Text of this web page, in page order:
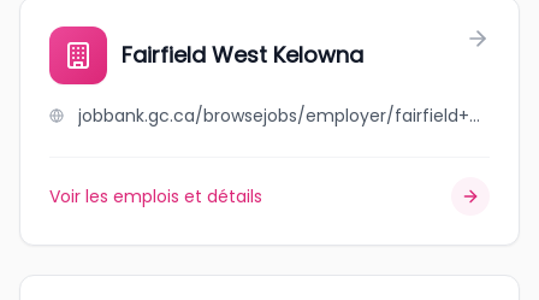
Fairfield West Kelowna
jobbank.gc.ca/browsejobs/employer/fairfield+west+kelowna/ca
Voir les emplois et détails